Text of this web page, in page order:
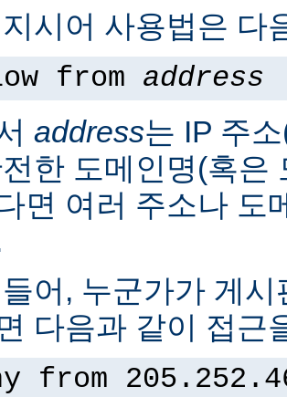
시어 사용법은 다
from address
address는 IP 주
한 도메인명(혹은
면 여러 주소나 도
어, 누군가가 게
다음과 같이 접근
from